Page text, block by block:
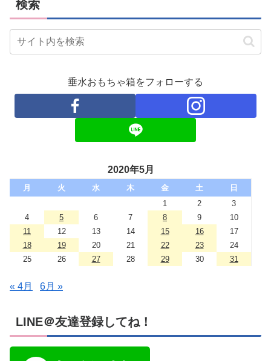
検索
垂水おもちゃ箱をフォローする
2020年5月
月 火 水 木 金 土
日
1
2
3
4
5 6 7 8 9
10
11
12 13 14 15 16
17
18
19 20 21 22 23
24
25
26 27 28 29 30 31
« 4月 6月 »
LINE＠友達登録してね！